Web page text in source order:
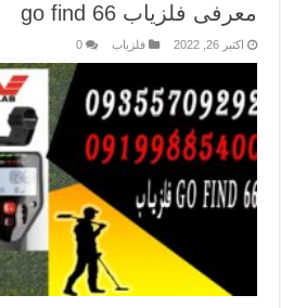
معرفی فلزیاب go find 66
اکتبر 26, 2022 فلزیاب 0